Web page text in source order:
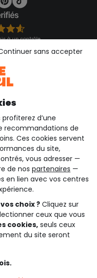
à un contrôle
CGU
profiterez d’une
recommandations de
Ces cookies servent
du site,
vous adresser —
de nos partenaires —
en lien avec vos centres
choix ? Cliquez sur
ceux que vous
cookies, seuls ceux
du site seront
sans accepter